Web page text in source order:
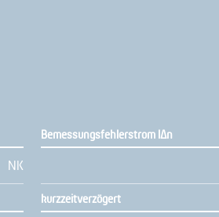
NK
Bemessungsfehlerstrom IΔn
kurzzeitverzögert